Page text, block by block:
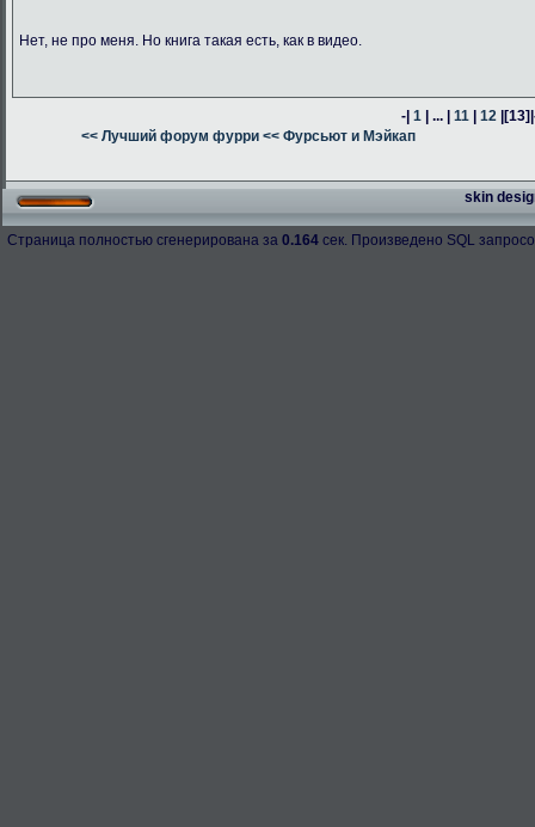
Нет, не про меня. Но книга такая есть, как в видео.
-|1 | ... |11 |12 |[13]
<< Лучший форум фурри << Фурсьют и Мэйкап
skin
Страница полностью сгенерирована за 0.164 сек. Произведено SQL